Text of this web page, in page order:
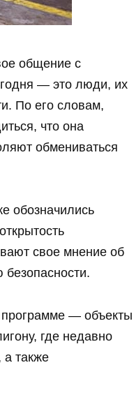
общение с
— это люди, их
По его словам,
что она
обмениваться
обозначились
свое мнение об
программе — объекты
где недавно
а также